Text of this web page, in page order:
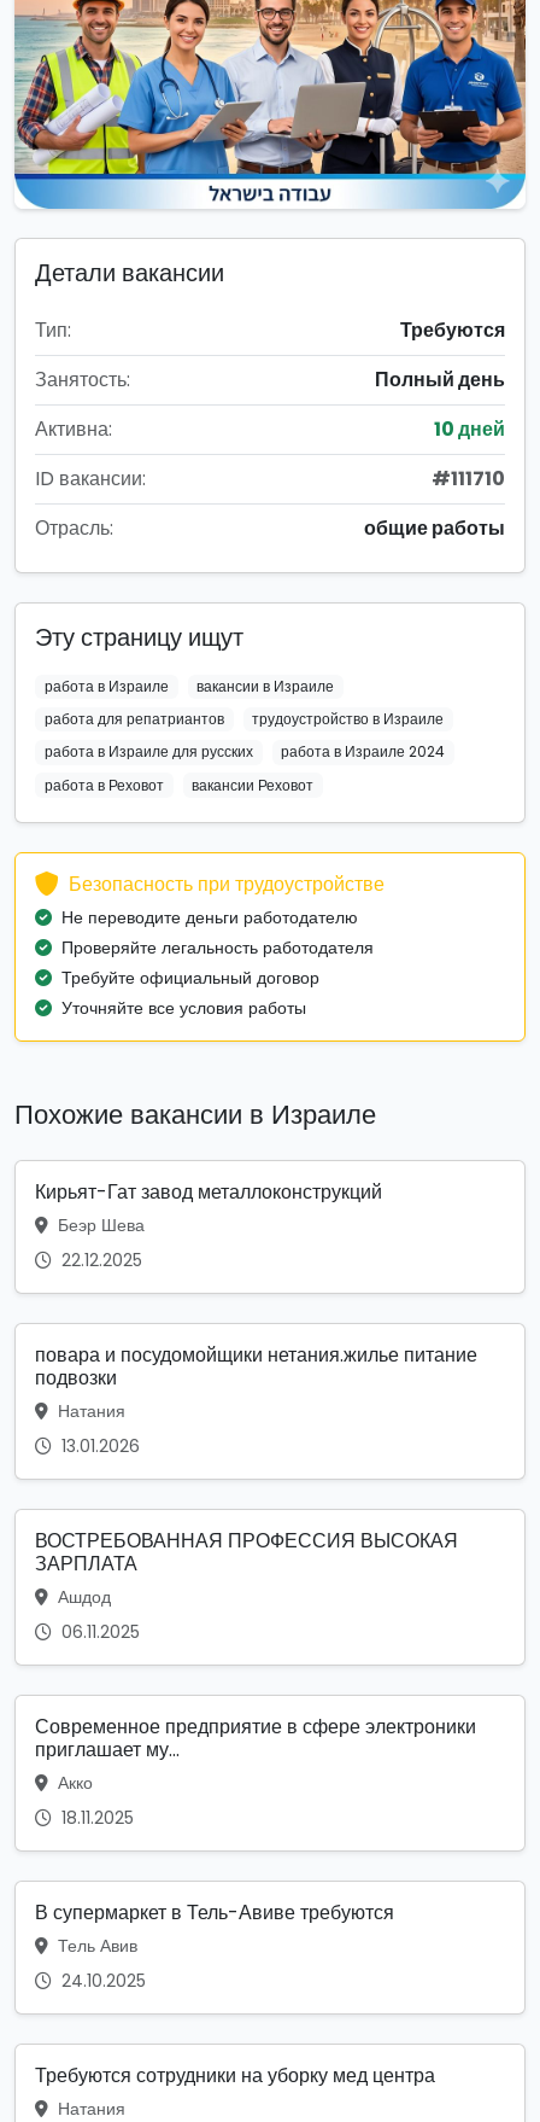
Детали вакансии
Тип:
Требуются
Занятость:
Полный день
Активна:
10 дней
ID вакансии:
#111710
Отрасль:
общие работы
Эту страницу ищут
работа в Израиле
вакансии в Израиле
работа для репатриантов
трудоустройство в Израиле
работа в Израиле для русских
работа в Израиле 2024
работа в Реховот
вакансии Реховот
Безопасность при трудоустройстве
Не переводите деньги работодателю
Проверяйте легальность работодателя
Требуйте официальный договор
Уточняйте все условия работы
Похожие вакансии в Израиле
Кирьят-Гат завод металлоконструкций
Беэр Шева
22.12.2025
повара и посудомойщики нетания.жилье питание
подвозки
Натания
13.01.2026
ВОСТРЕБОВАННАЯ ПРОФЕССИЯ ВЫСОКАЯ
ЗАРПЛАТА
Ашдод
06.11.2025
Современное предприятие в сфере электроники
приглашает му...
Акко
18.11.2025
В супермаркет в Тель-Авиве требуются
Тель Авив
24.10.2025
Требуются сотрудники на уборку мед центра
Натания